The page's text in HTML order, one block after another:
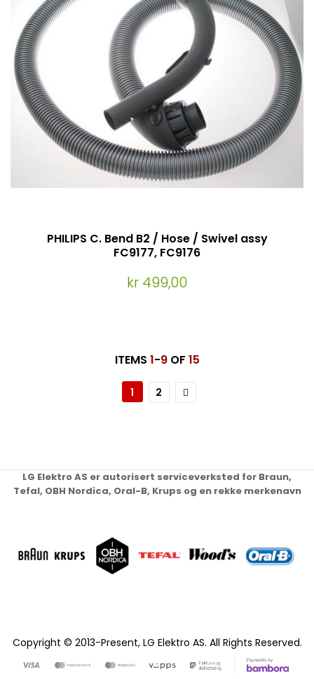
PHILIPS C. Bend B2 / Hose / Swivel assy
FC9177, FC9176
kr 499,00
ITEMS 1-9OF 15
Page
You're currently reading page
1 Page
2 Page
Neste
LG Elektro AS er autorisert serviceverksted for Braun,
Tefal, OBH Nordica, Oral-B, Krups og en rekke merkenavn
Copyright © 2013-Present, LG Elektro AS. All Rights Reserved.